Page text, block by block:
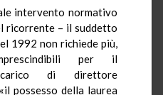
intervento normativo
ricorrente – il suddetto
1992 non richiede più,
per il
di direttore
possesso della laurea